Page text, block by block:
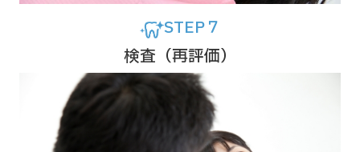
STEP７
検査（再評価）